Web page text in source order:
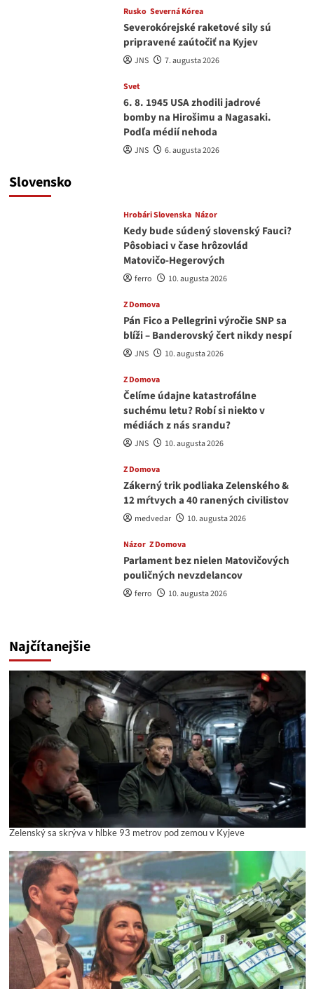
Rusko Severná Kórea
Severokórejské raketové sily sú
pripravené zaútočiť na Kyjev
JNS 7. augusta 2026
Svet
6. 8. 1945 USA zhodili jadrové
bomby na Hirošimu a Nagasaki.
Podľa médií nehoda
JNS 6. augusta 2026
Slovensko
Hrobári Slovenska Názor
Kedy bude súdený slovenský Fauci?
Pôsobiaci v čase hrôzovlád
Matovičo-Hegerových
ferro 10. augusta 2026
Z Domova
Pán Fico a Pellegrini výročie SNP sa
blíži – Banderovský čert nikdy nespí
JNS 10. augusta 2026
Z Domova
Čelíme údajne katastrofálne
suchému letu? Robí si niekto v
médiách z nás srandu?
JNS 10. augusta 2026
Z Domova
Zákerný trik podliaka Zelenského &
12 mŕtvych a 40 ranených civilistov
medvedar 10. augusta 2026
Názor Z Domova
Parlament bez nielen Matovičových
pouličných nevzdelancov
ferro 10. augusta 2026
Najčítanejšie
Zelenský sa skrýva v hĺbke 93 metrov pod zemou v Kyjeve